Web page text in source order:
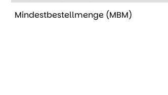
Mindestbestellmenge (MBM)